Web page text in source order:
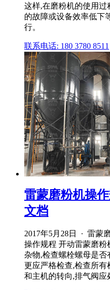
这样,在磨粉机的使用
的故障或设备效率低下
行。
联系电话: 180 3780 8511
雷蒙磨粉机操
文档
2017年5月28日 · 雷蒙
操作规程 开动雷蒙磨
杂物,检查螺栓螺母是
更应严格检查,检查所
和主机的转向,排气阀应